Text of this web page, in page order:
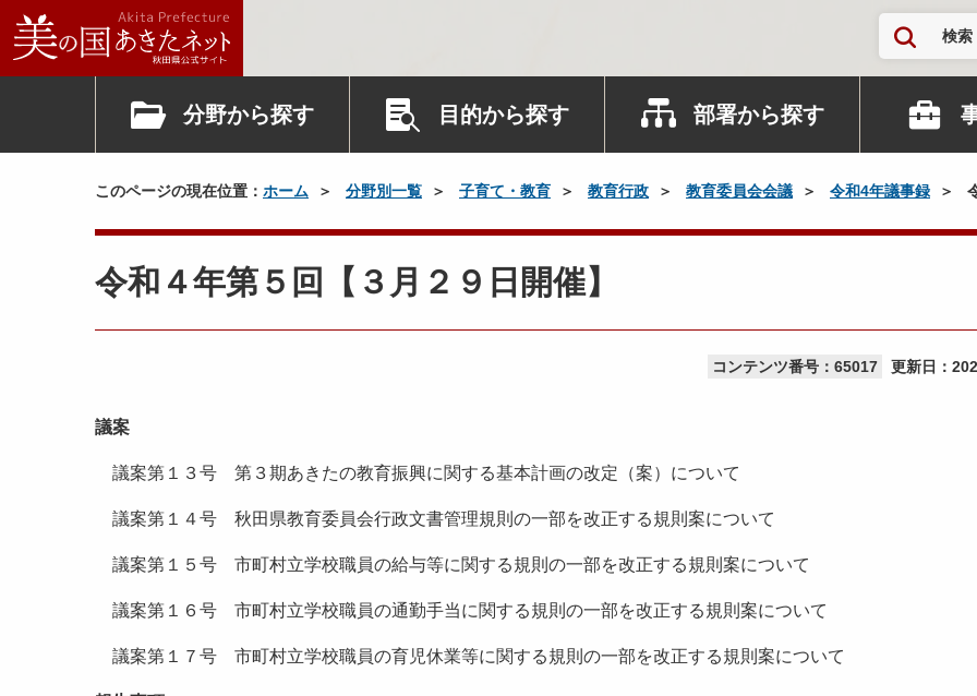
検索
分野から探す 目的から探す 部署から探す
このページの現在位置： ホーム 分野別一覧 子育て・教育 教育行政 教育委員会会議 令和4年議事録
令和４年第５回【３月２９日開催】
コンテンツ番号：65017 更新日：
議案
議案第１３号 第３期あきたの教育振興に関する基本計画の改定（案）について
議案第１４号 秋田県教育委員会行政文書管理規則の一部を改正する規則案について
議案第１５号 市町村立学校職員の給与等に関する規則の一部を改正する規則案について
議案第１６号 市町村立学校職員の通勤手当に関する規則の一部を改正する規則案について
議案第１７号 市町村立学校職員の育児休業等に関する規則の一部を改正する規則案について